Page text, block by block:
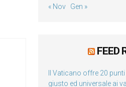
« Nov Gen »
FEED
Il Vaticano offre 20
giusto ed universale ai